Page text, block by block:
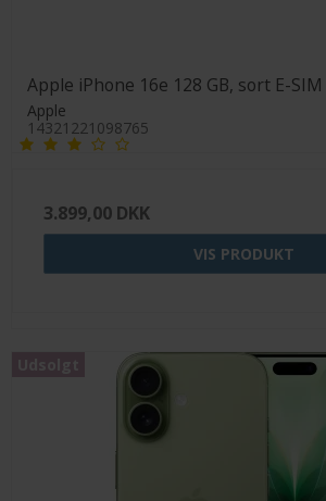
Apple iPhone 16e 128 GB, sort E-SIM
Apple
14321221098765
3.899,00 DKK
VIS PRODUKT